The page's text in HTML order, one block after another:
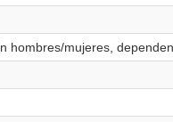
hombres/mujeres,